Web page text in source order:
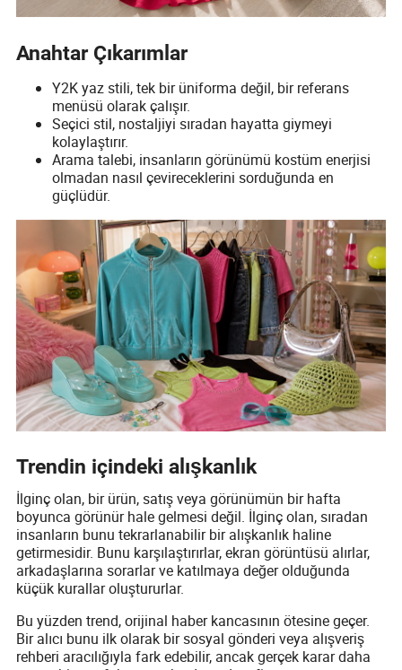
Anahtar Çıkarımlar
Y2K yaz stili, tek bir üniforma değil, bir referans
menüsü olarak çalışır.
Seçici stil, nostaljiyi sıradan hayatta giymeyi
kolaylaştırır.
Arama talebi, insanların görünümü kostüm enerjisi
olmadan nasıl çevireceklerini sorduğunda en
güçlüdür.
Trendin içindeki alışkanlık
İlginç olan, bir ürün, satış veya görünümün bir hafta
boyunca görünür hale gelmesi değil. İlginç olan, sıradan
insanların bunu tekrarlanabilir bir alışkanlık haline
getirmesidir. Bunu karşılaştırırlar, ekran görüntüsü alırlar,
arkadaşlarına sorarlar ve katılmaya değer olduğunda
küçük kurallar oluştururlar.
Bu yüzden trend, orijinal haber kancasının ötesine geçer.
Bir alıcı bunu ilk olarak bir sosyal gönderi veya alışveriş
rehberi aracılığıyla fark edebilir, ancak gerçek karar daha